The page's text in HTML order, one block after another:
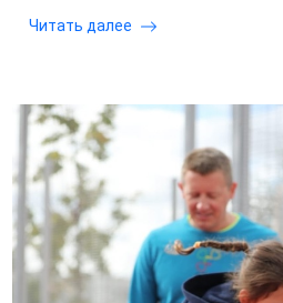
Читать далее